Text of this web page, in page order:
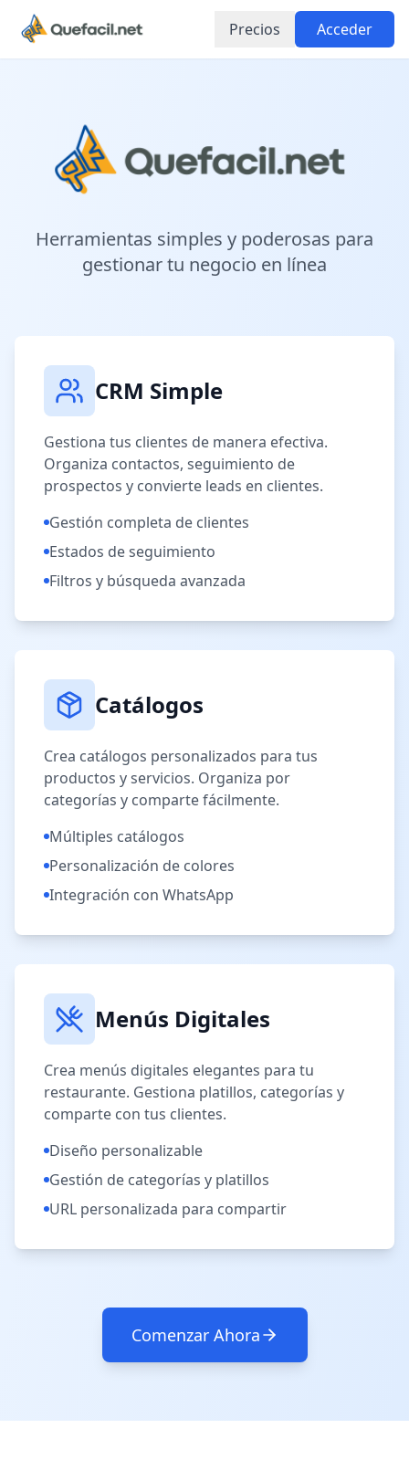
Precios Acceder
Herramientas simples y poderosas para
gestionar tu negocio en línea
CRM Simple
Gestiona tus clientes de manera efectiva.
Organiza contactos, seguimiento de
prospectos y convierte leads en clientes.
Gestión completa de clientes
Estados de seguimiento
Filtros y búsqueda avanzada
Catálogos
Crea catálogos personalizados para tus
productos y servicios. Organiza por
categorías y comparte fácilmente.
Múltiples catálogos
Personalización de colores
Integración con WhatsApp
Menús Digitales
Crea menús digitales elegantes para tu
restaurante. Gestiona platillos, categorías y
comparte con tus clientes.
Diseño personalizable
Gestión de categorías y platillos
URL personalizada para compartir
Comenzar Ahora